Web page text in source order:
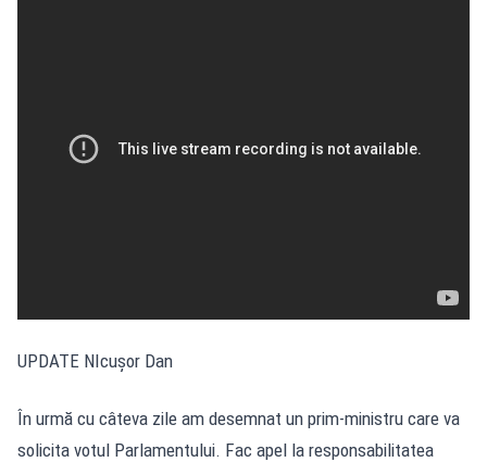
UPDATE NIcușor Dan
În urmă cu câteva zile am desemnat un prim-ministru care va
solicita votul Parlamentului. Fac apel la responsabilitatea